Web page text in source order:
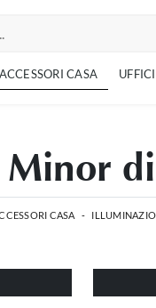
ACCESSORI CASA
Minor
CASA -